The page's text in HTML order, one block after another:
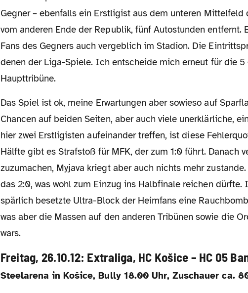
Gegner – ebenfalls ein Erstligist aus dem unteren
vom anderen Ende der Republik, fünf Autostunden entfernt.
Fans des Gegners auch vergeblich im Stadion. Die
denen der Liga-Spiele. Ich entscheide mich erneut für die
Haupttribüne.
Das Spiel ist ok, meine Erwartungen aber sowieso auf Sparflamme. Es gibt viele gute
Chancen auf beiden Seiten, aber auch viele unerklärliche,
hier zwei Erstligisten aufeinander treffen, ist diese
Hälfte gibt es Strafstoß für MFK, der zum 1:0 führt. Danach
zuzumachen, Myjava kriegt aber auch nichts mehr
das 2:0, was wohl zum Einzug ins Halbfinale reichen
spärlich besetzte Ultra-Block der Heimfans eine
was aber die Massen auf den anderen Tribünen sowie die
wars.
Freitag, 26.10.12: Extraliga, HC Košice – HC 05
Steelarena in Košice, Bully 18.00 Uhr, Zuschauer ca.